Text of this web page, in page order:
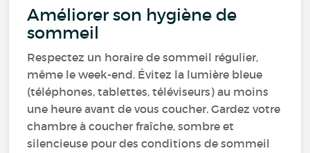
Améliorer son hygiène de
sommeil
Respectez un horaire de sommeil régulier,
même le week-end. Évitez la lumière bleue
(téléphones, tablettes, téléviseurs) au moins
une heure avant de vous coucher. Gardez votre
chambre à coucher fraîche, sombre et
silencieuse pour des conditions de sommeil